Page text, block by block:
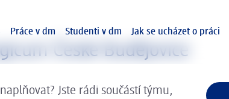
Práce v dm Studenti v dm Jak se ucházet o práci
České Budějovice
Jste rádi součástí týmu,